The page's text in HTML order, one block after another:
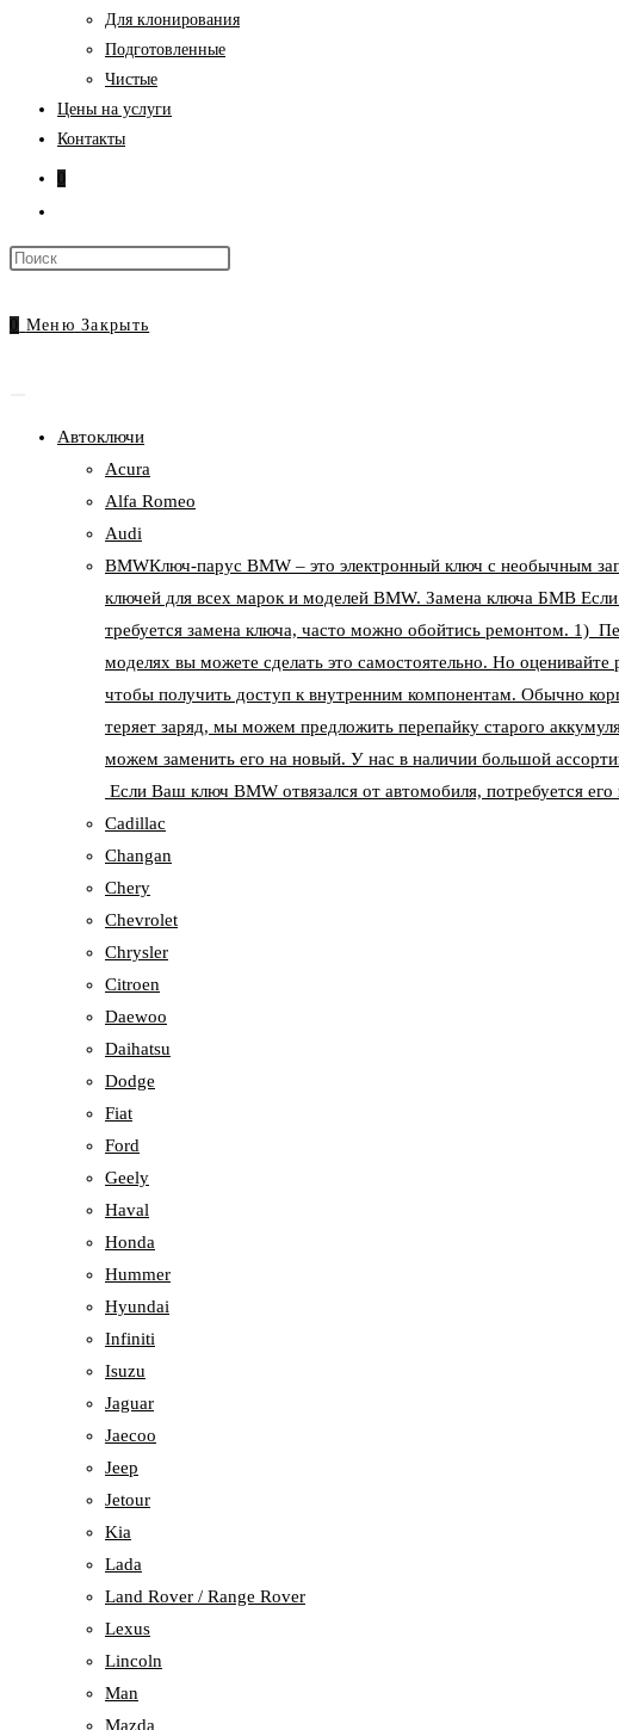
Для клонирования
Подготовленные
Чистые
Цены на услуги
Контакты
0
по
сайту
0 Меню Закрыть
Автоключи
Acura
Alfa Romeo
Audi
BMWКлюч-парус BMW – это электронный ключ с необычным
ключей для всех марок и моделей BMW. Замена ключа БМВ
требуется замена ключа, часто можно обойтись ремонтом. 1)
моделях вы можете сделать это самостоятельно. Но
чтобы получить доступ к внутренним компонентам. Обычно
теряет заряд, мы можем предложить перепайку старого
можем заменить его на новый. У нас в наличии большой
Если Ваш ключ BMW отвязался от автомобиля, потребуется
Cadillac
Changan
Chery
Chevrolet
Chrysler
Citroen
Daewoo
Daihatsu
Dodge
Fiat
Ford
Geely
Haval
Honda
Hummer
Hyundai
Infiniti
Isuzu
Jaguar
Jaecoo
Jeep
Jetour
Kia
Lada
Land Rover / Range Rover
Lexus
Lincoln
Man
Mazda